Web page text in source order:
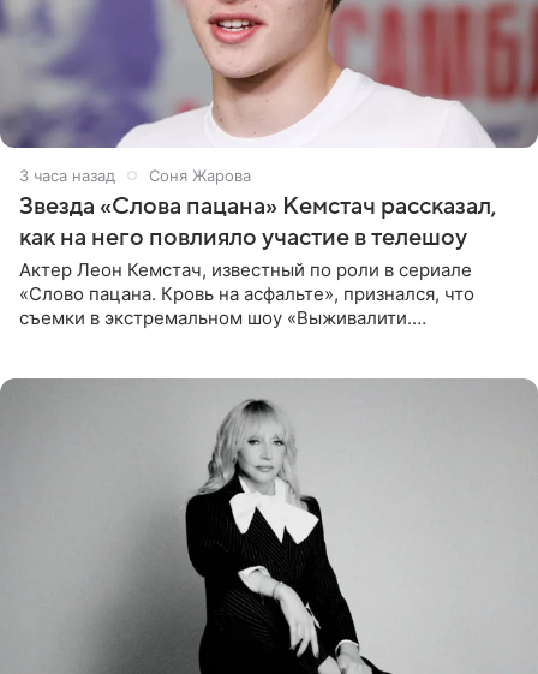
3 часа назад Соня Жарова
Звезда «Слова пацана» Кемстач рассказал,
как на него повлияло участие в телешоу
Актер Леон Кемстач, известный по роли в сериале
«Слово пацана. Кровь на асфальте», признался, что
съемки в экстремальном шоу «Выживалити.